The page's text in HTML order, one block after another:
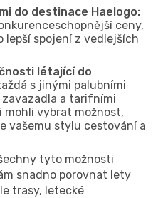
do destinace Haelogo:
ceny,
lepší spojení z vedlejších
létající do
s jinými palubními
zavazadla a tarifními
mohli vybrat možnost,
vašemu stylu cestování a
tyto možnosti
snadno porovnat lety
trasy, letecké